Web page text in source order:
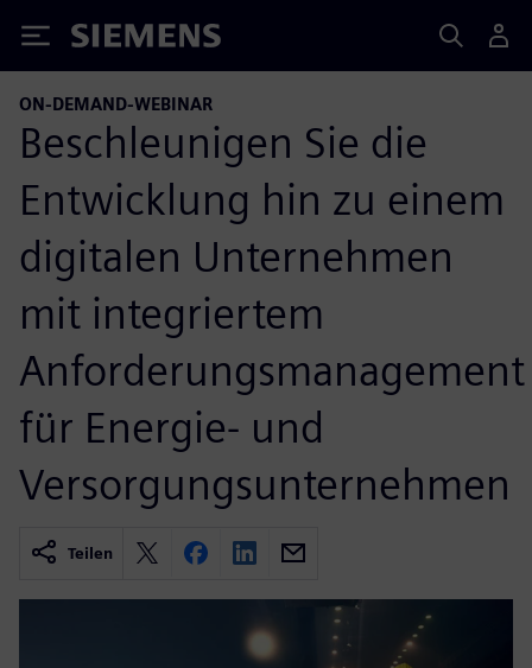
Siemens
ON-DEMAND-WEBINAR
Beschleunigen Sie die
Entwicklung hin zu einem
digitalen Unternehmen
mit integriertem
Anforderungsmanagement
für Energie- und
Versorgungsunternehmen
Teilen